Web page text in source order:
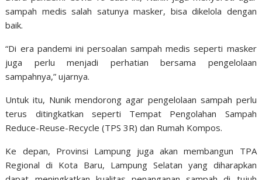
sampah medis salah satunya masker, bisa dikelola dengan
baik.
“Di era pandemi ini persoalan sampah medis seperti masker
juga perlu menjadi perhatian bersama pengelolaan
sampahnya,” ujarnya.
Untuk itu, Nunik mendorong agar pengelolaan sampah perlu
terus ditingkatkan seperti Tempat Pengolahan Sampah
Reduce-Reuse-Recycle (TPS 3R) dan Rumah Kompos.
Ke depan, Provinsi Lampung juga akan membangun TPA
Regional di Kota Baru, Lampung Selatan yang diharapkan